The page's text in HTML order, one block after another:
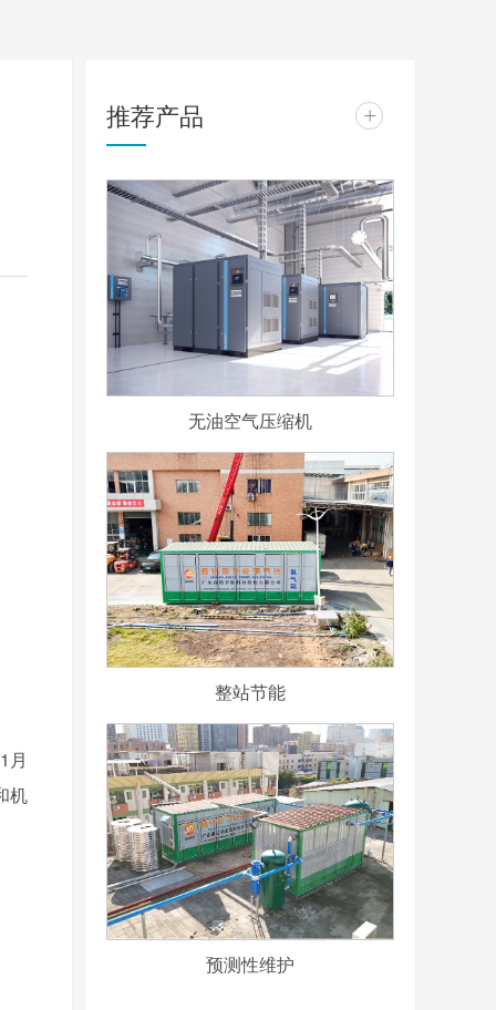
月
机
推荐产品 +
无油空气压缩机
整站节能
预测性维护